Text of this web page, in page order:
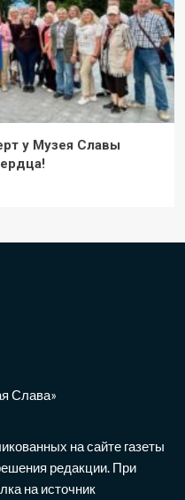
у Музея Славы
Слава»
на сайте газеты
редакции. При
на источник